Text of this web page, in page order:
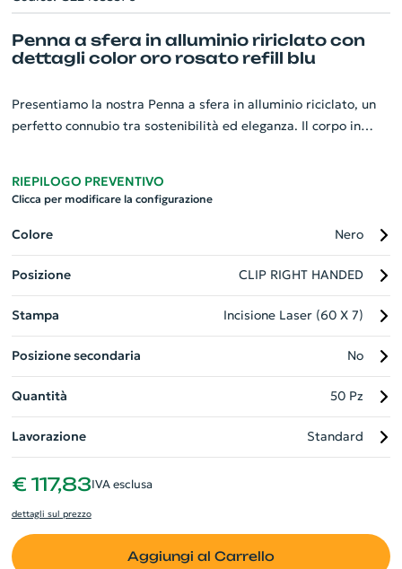
Penna a sfera in alluminio ririclato con
dettagli color oro rosato refill blu
Presentiamo la nostra Penna a sfera in alluminio riciclato, un
perfetto connubio tra sostenibilità ed eleganza. Il corpo in
raffinatezza. La penna, con refill di inchiostro blu, è ideale per
tendenza, perfetto per valorizzare l'immagine della tua
azienda dimostrando al contempo attenzione per l'ambiente.
RIEPILOGO PREVENTIVO
Clicca per modificare la configurazione
Colore Nero
Posizione CLIP RIGHT HANDED
Stampa Incisione Laser (60 X 7)
Posizione secondaria No
Quantità 50 Pz
Lavorazione Standard
€ 117,83IVA esclusa
dettagli sul prezzo
Aggiungi al Carrello